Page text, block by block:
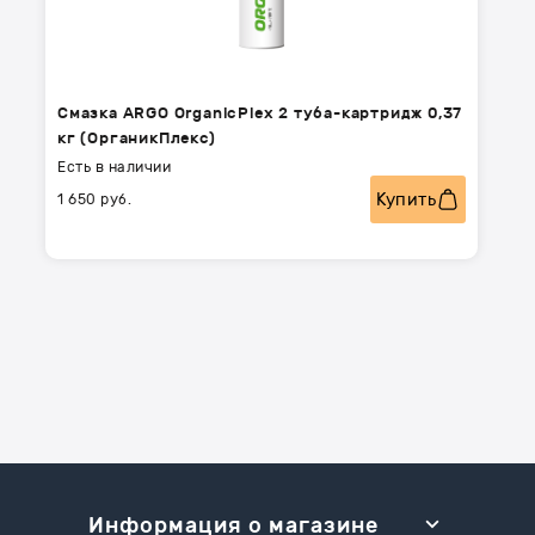
Смазка ARGO OrganicPlex 2 туба-картридж 0,37
кг (ОрганикПлекс)
Есть в наличии
1 650 руб. Купить
Информация о магазине